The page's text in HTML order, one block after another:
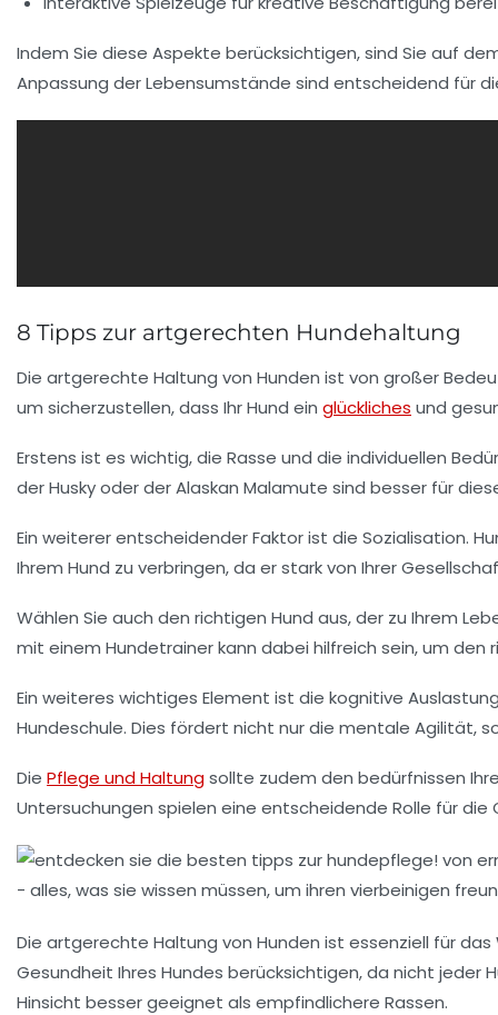
Indem Sie diese Aspekte berücksichtigen, sind Sie auf
Anpassung der Lebensumstände sind entscheidend für
8 Tipps zur artgerechten Hundehaltung
Die artgerechte Haltung von Hunden ist von großer
um sicherzustellen, dass Ihr Hund ein glückliches und
Erstens ist es wichtig, die Rasse und die individuellen
derHuskyoder derAlaskan Malamute sind besser für
Ein weiterer entscheidender Faktor ist die Sozialisation.
Ihrem Hund zu verbringen, da er stark von Ihrer
Wählen Sie auch den richtigen Hund aus, der zu Ihrem
mit einem Hundetrainer kann dabei hilfreich sein, um den
Ein weiteres wichtiges Element ist die kognitive
Hundeschule. Dies fördert nicht nur die mentale Agilität,
Die Pflege und Haltungsollte zudem den bedürfnissen
Untersuchungen spielen eine entscheidende Rolle für die
Die artgerechte Haltung von Hunden ist essenziell für
Gesundheit Ihres Hundes berücksichtigen, da nicht jeder
Hinsicht besser geeignet als empfindlichere Rassen.